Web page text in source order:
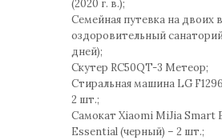
(2020 г. в.);
Семейная путевка на двоих
оздоровительный
дней);
Скутер RC50QT-3 Метеор;
Стиральная машина LG
2 шт.;
Самокат Xiaomi MiJia Smart
Essential (черный) – 2 шт.;